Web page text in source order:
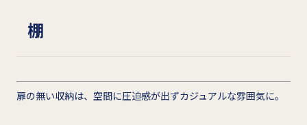
棚
扉の無い収納は、空間に圧迫感が出ずカジュアルな雰囲気に。